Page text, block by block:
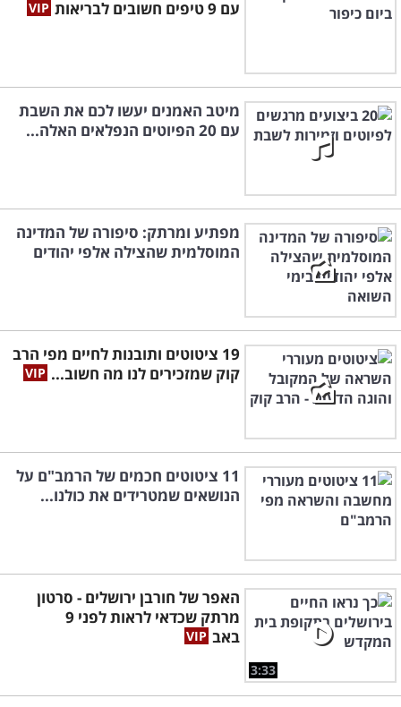
עם 9 טיפים חשובים לבריאות
מיטב האמנים יעשו לכם את השבת
עם 20 הפיוטים הנפלאים האלה...
מפתיע ומרתק: סיפורה של המדינה
המוסלמית שהצילה אלפי יהודים
19 ציטוטים ותובנות לחיים מפי הרב
קוק שמזכירים לנו מה חשוב...
11 ציטוטים חכמים של הרמב"ם על
הנושאים שמטרידים את כולנו...
3:33
האפר של חורבן ירושלים - סרטון
מרתק שכדאי לראות לפני 9
באב